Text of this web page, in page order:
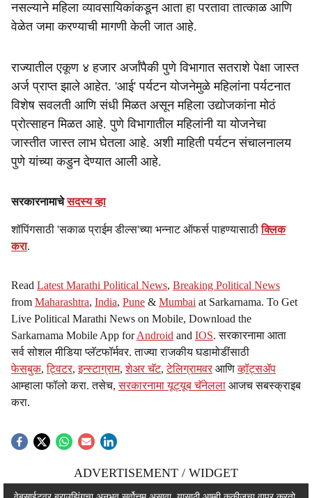
नसल्याने महिला व्यावसायिकांकडून आता हा परतावा तात्काळ आणि
वेळेत जमा करण्याची मागणी केली जात आहे.
राज्यातील एकूण ४ हजार अर्जांपैकी पुणे विभागात सतराशे पेक्षा जास्त
अर्ज प्राप्त झाले आहेत. 'आई' पर्यटन योजनेमुळे महिलांना पर्यटनात
विशेष सवलती आणि संधी मिळत असून महिला उद्योजकांना मोठं
प्रोत्साहन मिळत आहे. पुणे विभागातील महिलांनी या योजनेचा
जास्तीत जास्त लाभ घेतला आहे. अशी माहिती पर्यटन संचालनालय
पुणे यांच्या कडुन देण्यात आली आहे.
सरकारनामाचेसदस्य व्हा
शॉपिंगसाठी 'सकाळ प्राईम डील्स'च्या भन्नाट ऑफर्स पाहण्यासाठीक्लिक
करा.
Read Latest Marathi Political News, Breaking Political News
from Maharashtra, India, Pune & Mumbai at Sarkarnama. To Get
Live Political Marathi News on Mobile, Download the
Sarkarnama Mobile App forAndroid and IOS. सरकारनामा आता
सर्व सोशल मीडिया प्लॅटफॉर्मवर. ताज्या राजकीय घडामोडींसाठी
फेसबुक,ट्विटर,इन्स्टाग्राम,शेअर चॅट,टेलिग्रामवर आणिव्हॉट्सॲप
आम्हाला फॉलो करा. तसेच,सरकारनामा यूट्यूब चॅनेलला आजच सबस्क्राइब
करा.
ADVERTISEMENT / WIDGET